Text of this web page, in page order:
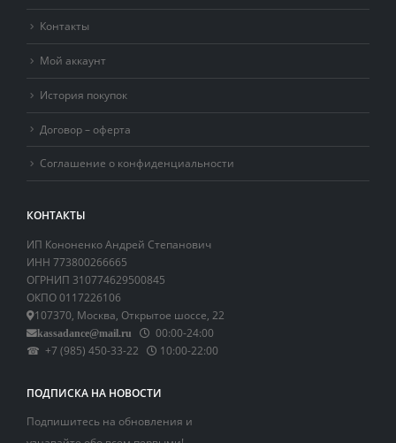
Контакты
Мой аккаунт
История покупок
Договор – оферта
Соглашение о конфиденциальности
КОНТАКТЫ
ИП Кононенко Андрей Степанович
ИНН 773800266665
ОГРНИП 310774629500845
ОКПО 0117226106
107370, Москва, Открытое шоссе, 22
kassadance@mail.ru
00:00-24:00
☎ +7 (985) 450-33-22
10:00-22:00
ПОДПИСКА НА НОВОСТИ
Подпишитесь на обновления и